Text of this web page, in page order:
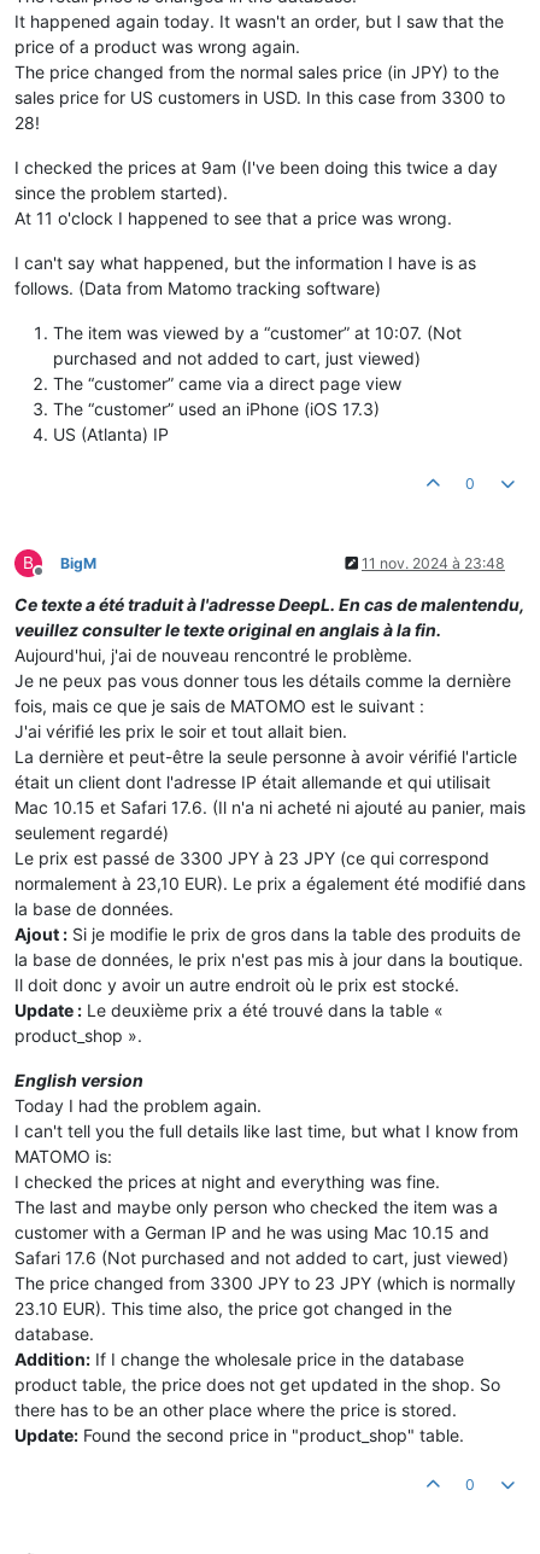
It happened again today. It wasn't an order, but I saw that the
price of a product was wrong again.
The price changed from the normal sales price (in JPY) to the
sales price for US customers in USD. In this case from 3300 to
28!
I checked the prices at 9am (I've been doing this twice a day
since the problem started).
At 11 o'clock I happened to see that a price was wrong.
I can't say what happened, but the information I have is as
follows. (Data from Matomo tracking software)
The item was viewed by a “customer” at 10:07. (Not
purchased and not added to cart, just viewed)
The “customer” came via a direct page view
The “customer” used an iPhone (iOS 17.3)
US (Atlanta) IP
0
B
Hors-ligne
BigM 11 nov. 2024 à 23:48
Ce texte a été traduit à l'adresse DeepL. En cas de malentendu,
veuillez consulter le texte original en anglais à la fin.
Aujourd'hui, j'ai de nouveau rencontré le problème.
Je ne peux pas vous donner tous les détails comme la dernière
fois, mais ce que je sais de MATOMO est le suivant :
J'ai vérifié les prix le soir et tout allait bien.
La dernière et peut-être la seule personne à avoir vérifié l'article
était un client dont l'adresse IP était allemande et qui utilisait
Mac 10.15 et Safari 17.6. (Il n'a ni acheté ni ajouté au panier, mais
seulement regardé)
Le prix est passé de 3300 JPY à 23 JPY (ce qui correspond
normalement à 23,10 EUR). Le prix a également été modifié dans
la base de données.
Ajout : Si je modifie le prix de gros dans la table des produits de
la base de données, le prix n'est pas mis à jour dans la boutique.
Il doit donc y avoir un autre endroit où le prix est stocké.
Update : Le deuxième prix a été trouvé dans la table «
product_shop ».
English version
Today I had the problem again.
I can't tell you the full details like last time, but what I know from
MATOMO is:
I checked the prices at night and everything was fine.
The last and maybe only person who checked the item was a
customer with a German IP and he was using Mac 10.15 and
Safari 17.6 (Not purchased and not added to cart, just viewed)
The price changed from 3300 JPY to 23 JPY (which is normally
23.10 EUR). This time also, the price got changed in the
database.
Addition: If I change the wholesale price in the database
product table, the price does not get updated in the shop. So
there has to be an other place where the price is stored.
Update: Found the second price in "product_shop" table.
0